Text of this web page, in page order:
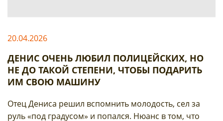
20.04.2026
ДЕНИС ОЧЕНЬ ЛЮБИЛ ПОЛИЦЕЙСКИХ, НО
НЕ ДО ТАКОЙ СТЕПЕНИ, ЧТОБЫ ПОДАРИТЬ
ИМ СВОЮ МАШИНУ
Отец Дениса решил вспомнить молодость, сел за
руль «под градусом» и попался. Нюанс в том, что